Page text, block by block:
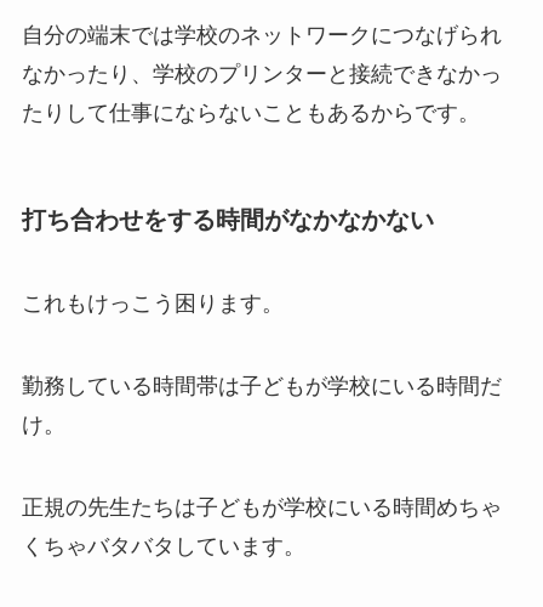
自分の端末では学校のネットワークにつなげられ
なかったり、学校のプリンターと接続できなかっ
たりして仕事にならないこともあるからです。
打ち合わせをする時間がなかなかない
これもけっこう困ります。
勤務している時間帯は子どもが学校にいる時間だ
け。
正規の先生たちは子どもが学校にいる時間めちゃ
くちゃバタバタしています。